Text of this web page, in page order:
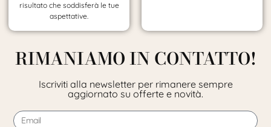
risultato che soddisferà le tue
aspettative.
RIMANIAMO IN CONTATTO!
Iscriviti alla newsletter per rimanere sempre
aggiornato su offerte e novità.